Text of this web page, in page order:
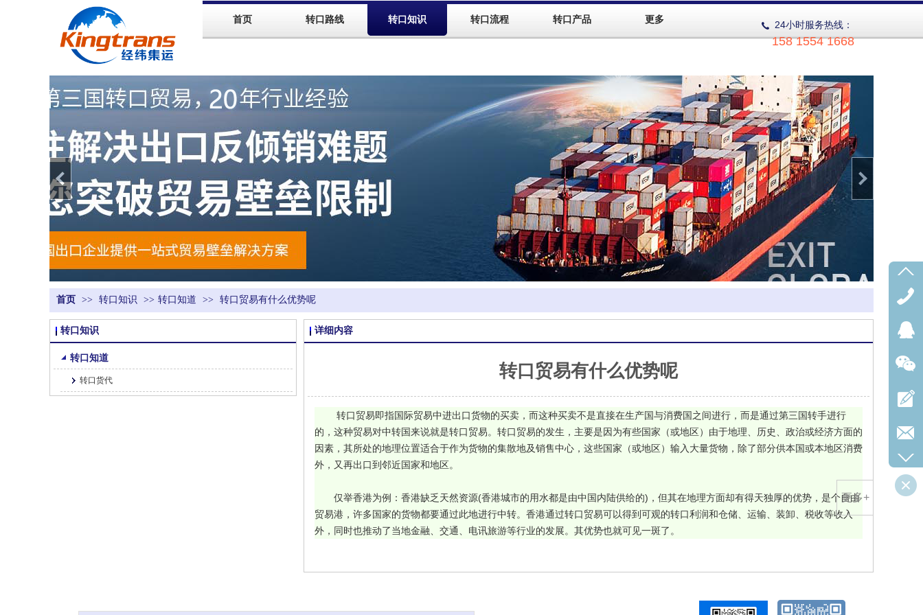
24小时服务热线：
158 1554 1668
更多+
首页 转口路线 转口知识 转口流程 转口产品 更多
首页 >> 转口知识 >> 转口知道 >> 转口贸易有什么优势呢
转口知识
转口知道
转口货代
详细内容
转口贸易有什么优势呢
转口贸易即指国际贸易中进出口货物的买卖，而这种买卖不是直接在生产国与消费国之间进行，而是通过第三国转手进行
的，这种贸易对中转国来说就是转口贸易。转口贸易的发生，主要是因为有些国家（或地区）由于地理、历史、政治或经济方面的
因素，其所处的地理位置适合于作为货物的集散地及销售中心，这些国家（或地区）输入大量货物，除了部分供本国或本地区消费
外，又再出口到邻近国家和地区。
仅举香港为例：香港缺乏天然资源(香港城市的用水都是由中国内陆供给的)，但其在地理方面却有得天独厚的优势，是个自由
贸易港，许多国家的货物都要通过此地进行中转。香港通过转口贸易可以得到可观的转口利润和仓储、运输、装卸、税收等收入
外，同时也推动了当地金融、交通、电讯旅游等行业的发展。其优势也就可见一斑了。